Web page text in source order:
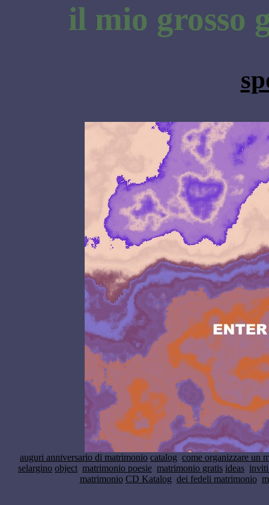
il mio grosso
auguri anniversario di matrimonio catalog come organizzare un
selargino object matrimonio poesie matrimonio gratis ideas
matrimonio CD Katalog dei fedeli matrimonio